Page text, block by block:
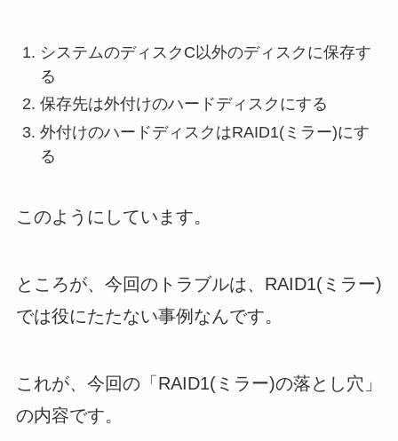
システムのディスクC以外のディスクに保存す
る
保存先は外付けのハードディスクにする
外付けのハードディスクはRAID1(ミラー)にす
る
このようにしています。
ところが、今回のトラブルは、RAID1(ミラー)
では役にたたない事例なんです。
これが、今回の「RAID1(ミラー)の落とし穴」
の内容です。